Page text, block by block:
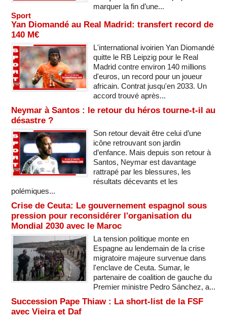
marquer la fin d’une...
Sport
Yan Diomandé au Real Madrid: transfert record de
140 M€
L'international ivoirien Yan Diomandé
quitte le RB Leipzig pour le Real
Madrid contre environ 140 millions
d'euros, un record pour un joueur
africain. Contrat jusqu'en 2033. Un
accord trouvé après...
Neymar à Santos : le retour du héros tourne-t-il au
désastre ?
Son retour devait être celui d’une
icône retrouvant son jardin
d’enfance. Mais depuis son retour à
Santos, Neymar est davantage
rattrapé par les blessures, les
résultats décevants et les
polémiques...
Crise de Ceuta: Le gouvernement espagnol sous
pression pour reconsidérer l'organisation du
Mondial 2030 avec le Maroc
La tension politique monte en
Espagne au lendemain de la crise
migratoire majeure survenue dans
l'enclave de Ceuta. Sumar, le
partenaire de coalition de gauche du
Premier ministre Pedro Sánchez, a...
Succession Pape Thiaw : La short-list de la FSF
avec Vieira et Daf